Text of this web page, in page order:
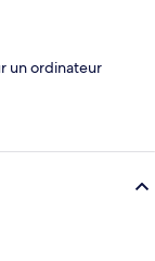
un ordinateur